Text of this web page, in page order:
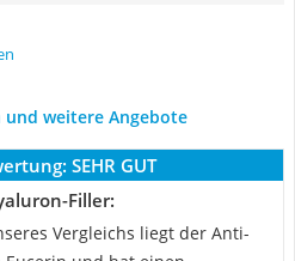
und weitere Angebote
SEHR GUT
Filler:
Vergleichs liegt der Anti-